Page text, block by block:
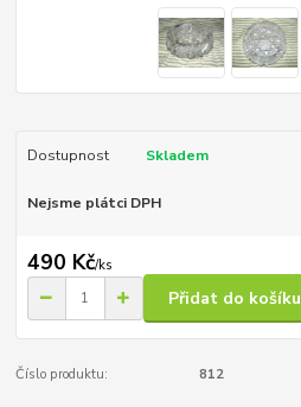
Dostupnost Skladem
Nejsme plátci DPH
490 Kč/ks
Přidat do košíku
Číslo produktu: 812